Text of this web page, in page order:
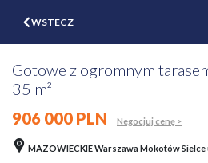
WSTECZ
Gotowe z ogromnym
35 m²
906 000 PLN
Negocjuj cenę >
MAZOWIECKIE Warszawa Mokotów Sielce